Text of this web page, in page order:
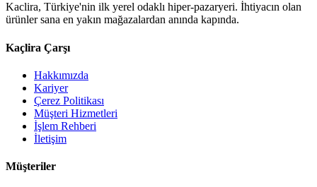
Kaclira, Türkiye'nin ilk yerel odaklı hiper-pazaryeri. İhtiyacın olan
ürünler sana en yakın mağazalardan anında kapında.
Kaçlira Çarşı
Hakkımızda
Kariyer
Çerez Politikası
Müşteri Hizmetleri
İşlem Rehberi
İletişim
Müşteriler